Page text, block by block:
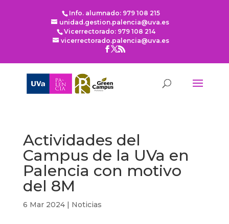
Info. alumnado: 979 108 215
unidad.gestion.palencia@uva.es
Vicerrectorado: 979 108 214
vicerrectorado.palencia@uva.es
Actividades del
Campus de la UVa en
Palencia con motivo
del 8M
6 Mar 2024| Noticias